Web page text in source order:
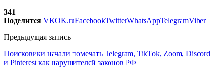
341
Поделится VKOK.ruFacebookTwitterWhatsAppTelegramViber
Предыдущая запись
Поисковики начали помечать Telegram, TikTok, Zoom, Discord
и Pinterest как нарушителей законов РФ